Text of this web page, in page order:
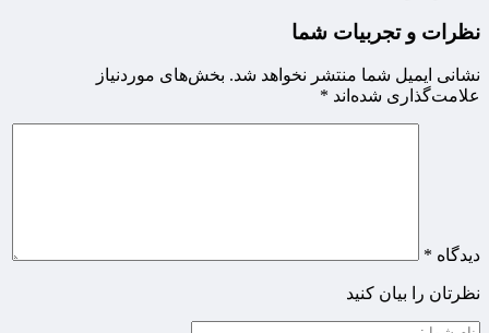
نظرات و تجربیات شما
نشانی ایمیل شما منتشر نخواهد شد. بخش‌های موردنیاز
علامت‌گذاری شده‌اند *
دیدگاه *
نظرتان را بیان کنید